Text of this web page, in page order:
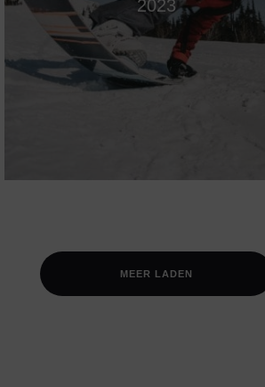
2023
MEER LADEN